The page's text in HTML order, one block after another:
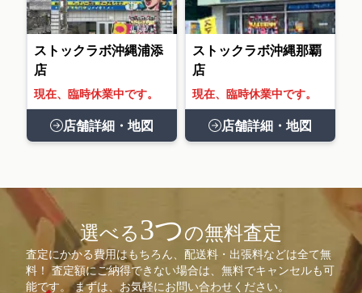
ストックラボ沖縄浦添
店
現在、臨時休業中です。
店舗詳細・地図
ストックラボ沖縄那覇
店
現在、臨時休業中です。
店舗詳細・地図
選べる3つの無料査定
査定にかかる費用はもちろん、配送料・出張料などは全て無
料！ 査定額にご納得できない場合は、無料でキャンセルも可
能です。 まずは、お気軽にお問い合わせください。